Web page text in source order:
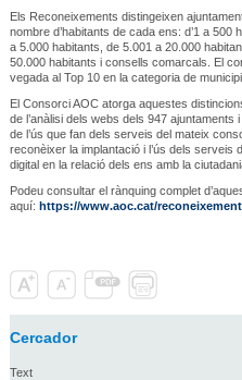
Els Reconeixements distingeixen
nombre d’habitants de cada ens: d’1 a 500
a 5.000 habitants, de 5.001 a 20.000
50.000 habitants i consells comarcals. El
vegada al Top 10 en la categoria de
El Consorci AOC atorga aquestes
de l’anàlisi dels webs dels 947
de l’ús que fan dels serveis del mateix
reconèixer la implantació i l’ús dels serveis
digital en la relació dels ens amb la
Podeu consultar el rànquing complet
aquí: https://www.aoc.cat/
Cercador
Text